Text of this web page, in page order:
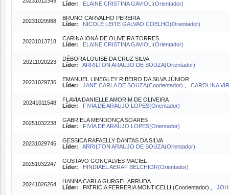
Líder:
ELAINE CRISTINA GAVIOLI(Orientador)
20231029988
BRUNO CARVALHO PEREIRA
Líder:
NICOLE LEITE GALVAO COELHO(Orientador)
20231013718
CARINA IONÁ DE OLIVEIRA TORRES
Líder:
ELAINE CRISTINA GAVIOLI(Orientador)
20211020223
DÉBORA LOUISE DA CRUZ SILVA
Líder:
ARRILTON ARAUJO DE SOUZA(Orientador)
20231029736
EMANUEL LINEGLEY RIBEIRO DA SILVA JÚNIOR
Líder:
JANE CARLA DE SOUZA(Coorientador) CAROLINA
20241011548
FLAVIA DANIELLE AMORIM DE OLIVEIRA
Líder:
FIVIA DE ARAUJO LOPES(Orientador)
20251032238
GABRIELA MENDONÇA SOARES
Líder:
FIVIA DE ARAUJO LOPES(Orientador)
20231029745
GESSICA RAFAELLY DANTAS DA SILVA
Líder:
ARRILTON ARAUJO DE SOUZA(Orientador)
20251032247
GUSTAVO GONÇALVES MACIEL
Líder:
HINDIAEL AERAF BELCHIOR(Orientador)
20241026264
HANNA CARLA GURGEL ARRUDA
Líder: PATRICIA FERRERIA MONTICELLI (Coorientador) ,